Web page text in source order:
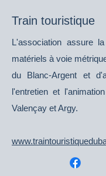
Train touristique
L'association assure
matériels à voie
du Blanc-Argent et
l'entretien et
Valençay et Argy.